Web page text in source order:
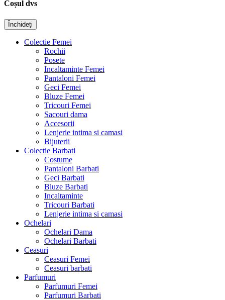
Coșul dvs
Închideți
Colectie Femei
Rochii
Posete
Incaltaminte Femei
Pantaloni Femei
Geci Femei
Bluze Femei
Tricouri Femei
Sacouri dama
Accesorii
Lenjerie intima si camasi
Bijuterii
Colectie Barbati
Costume
Pantaloni Barbati
Geci Barbati
Bluze Barbati
Incaltaminte
Tricouri Barbati
Lenjerie intima si camasi
Ochelari
Ochelari Dama
Ochelari Barbati
Ceasuri
Ceasuri Femei
Ceasuri barbati
Parfumuri
Parfumuri Femei
Parfumuri Barbati